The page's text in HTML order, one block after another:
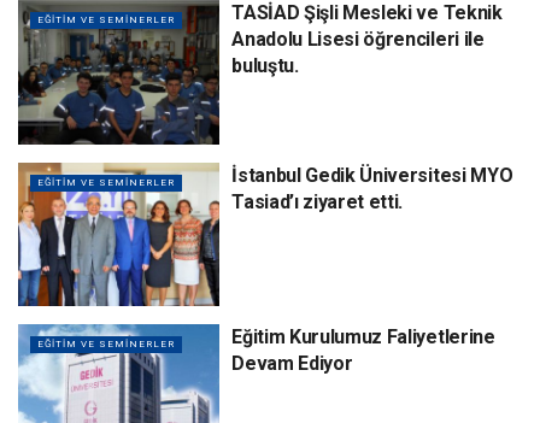
EĞİTİM VE SEMİNERLER
TASİAD Şişli Mesleki ve Teknik
Anadolu Lisesi öğrencileri ile
buluştu.
EĞİTİM VE SEMİNERLER
İstanbul Gedik Üniversitesi MYO
Tasiad’ı ziyaret etti.
EĞİTİM VE SEMİNERLER
Eğitim Kurulumuz Faliyetlerine
Devam Ediyor